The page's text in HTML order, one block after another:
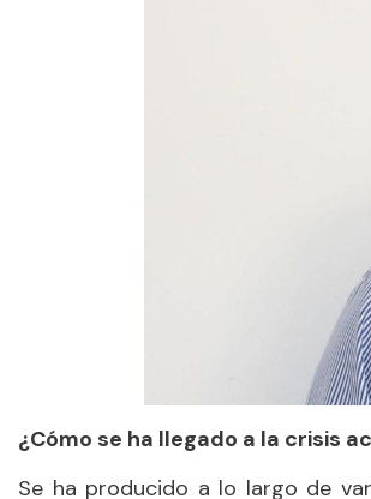
¿Cómo se ha llegado a la crisis
Se ha producido a lo largo de